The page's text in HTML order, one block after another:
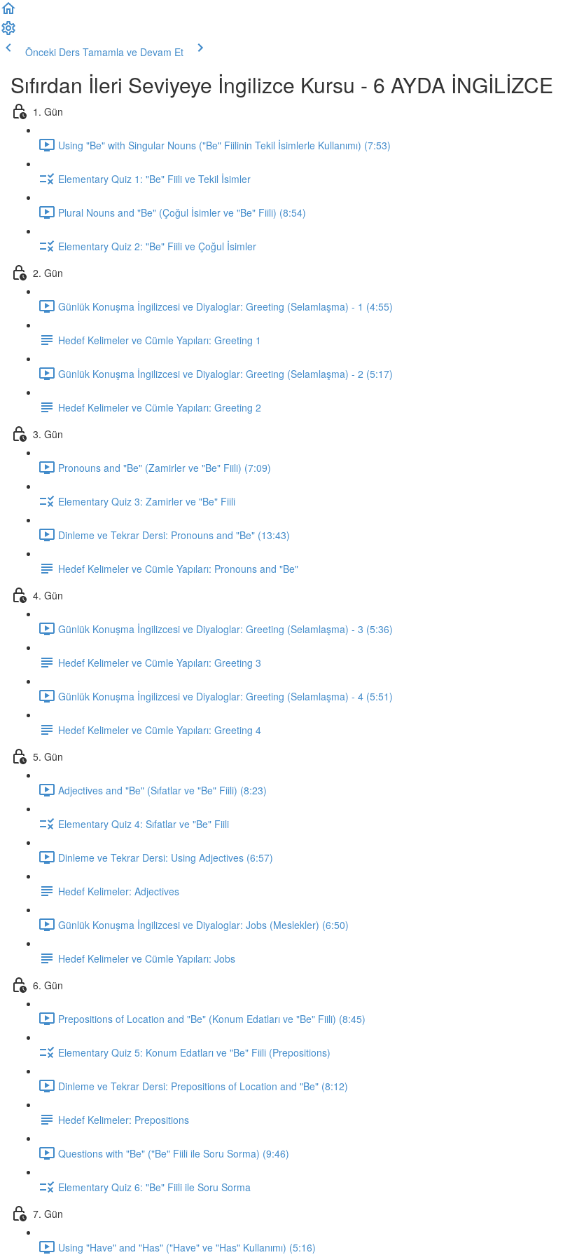
Önceki Ders Tamamla ve Devam Et
Sıfırdan İleri Seviyeye İngilizce Kursu - 6 AYDA İNGİLİZCE
1. Gün
Using "Be" with Singular Nouns ("Be" Fiilinin Tekil İsimlerle Kullanımı) (7:53)
Elementary Quiz 1: "Be" Fiili ve Tekil İsimler
Plural Nouns and "Be" (Çoğul İsimler ve "Be" Fiili) (8:54)
Elementary Quiz 2: "Be" Fiili ve Çoğul İsimler
2. Gün
Günlük Konuşma İngilizcesi ve Diyaloglar: Greeting (Selamlaşma) - 1 (4:55)
Hedef Kelimeler ve Cümle Yapıları: Greeting 1
Günlük Konuşma İngilizcesi ve Diyaloglar: Greeting (Selamlaşma) - 2 (5:17)
Hedef Kelimeler ve Cümle Yapıları: Greeting 2
3. Gün
Pronouns and "Be" (Zamirler ve "Be" Fiili) (7:09)
Elementary Quiz 3: Zamirler ve "Be" Fiili
Dinleme ve Tekrar Dersi: Pronouns and "Be" (13:43)
Hedef Kelimeler ve Cümle Yapıları: Pronouns and "Be"
4. Gün
Günlük Konuşma İngilizcesi ve Diyaloglar: Greeting (Selamlaşma) - 3 (5:36)
Hedef Kelimeler ve Cümle Yapıları: Greeting 3
Günlük Konuşma İngilizcesi ve Diyaloglar: Greeting (Selamlaşma) - 4 (5:51)
Hedef Kelimeler ve Cümle Yapıları: Greeting 4
5. Gün
Adjectives and "Be" (Sıfatlar ve "Be" Fiili) (8:23)
Elementary Quiz 4: Sıfatlar ve "Be" Fiili
Dinleme ve Tekrar Dersi: Using Adjectives (6:57)
Hedef Kelimeler: Adjectives
Günlük Konuşma İngilizcesi ve Diyaloglar: Jobs (Meslekler) (6:50)
Hedef Kelimeler ve Cümle Yapıları: Jobs
6. Gün
Prepositions of Location and "Be" (Konum Edatları ve "Be" Fiili) (8:45)
Elementary Quiz 5: Konum Edatları ve "Be" Fiili (Prepositions)
Dinleme ve Tekrar Dersi: Prepositions of Location and "Be" (8:12)
Hedef Kelimeler: Prepositions
Questions with "Be" ("Be" Fiili ile Soru Sorma) (9:46)
Elementary Quiz 6: "Be" Fiili ile Soru Sorma
7. Gün
Using "Have" and "Has" ("Have" ve "Has" Kullanımı) (5:16)